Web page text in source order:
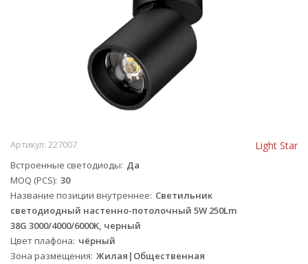
Light Star
Артикул: 227007
Встроенные светодиоды Да
MOQ (PCS) 30
Название позиции внутреннее Светильник
светодиодный настенно-потолочный 5W 250Lm
38G 3000/4000/6000K, черный
Цвет плафона чёрный
Зона размещения Жилая|Общественная